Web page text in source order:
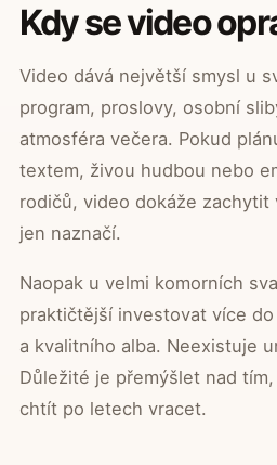
Kdy se video
Video dává největší smysl u
program, proslovy, osobní
atmosféra večera. Pokud
textem, živou hudbou nebo
rodičů, video dokáže
jen naznačí.
Naopak u velmi komorních
praktičtější investovat více
a kvalitního alba. Neexistuje
Důležité je přemýšlet nad
chtít po letech vracet.